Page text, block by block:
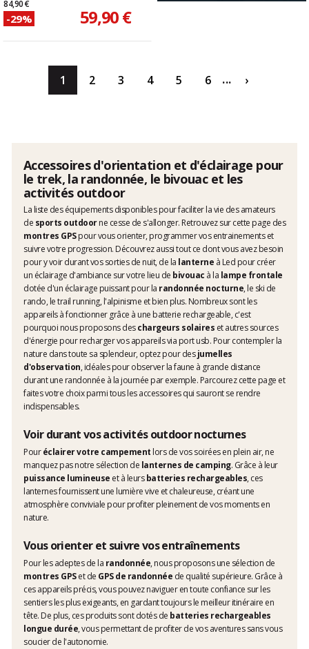
84,90 €
-29% 59,90 €
1 2 3 4 5 6 ... ›
Accessoires d'orientation et d'éclairage pour
le trek, la randonnée, le bivouac et les
activités outdoor
La liste des équipements disponibles pour faciliter la vie des amateurs
de sports outdoorne cesse de s'allonger. Retrouvez sur cette page des
montres GPSpour vous orienter, programmer vos entrainements et
suivre votre progression. Découvrez aussi tout ce dont vous avez besoin
pour y voir durant vos sorties de nuit, de la lanterne à Led pour créer
un éclairage d'ambiance sur votre lieu de bivouac à la lampe frontale
dotée d'un éclairage puissant pour la randonnée nocturne, le ski de
rando, le trail running, l'alpinisme et bien plus. Nombreux sont les
appareils à fonctionner grâce à une batterie rechargeable, c'est
pourquoi nous proposons deschargeurs solaires et autres sources
d'énergie pour recharger vos appareils via port usb. Pour contempler la
nature dans toute sa splendeur, optez pour desjumelles
d'observation, idéales pour observer la faune à grande distance
durant une randonnée à la journée par exemple. Parcourez cette page et
faites votre choix parmi tous les accessoires qui sauront se rendre
indispensables.
Voir durant vos activités outdoor nocturnes
Pouréclairer votre campement lors de vos soirées en plein air, ne
manquez pas notre sélection de lanternes de camping. Grâce à leur
puissance lumineuse et à leursbatteries rechargeables, ces
lanternes fournissent une lumière vive et chaleureuse, créant une
atmosphère conviviale pour profiter pleinement de vos moments en
nature.
Vous orienter et suivre vos entraînements
Pour les adeptes de la randonnée, nous proposons une sélection de
montres GPSet de GPS de randonnée de qualité supérieure. Grâce à
ces appareils précis, vous pouvez naviguer en toute confiance sur les
sentiers les plus exigeants, en gardant toujours le meilleur itinéraire en
tête. De plus, ces produits sont dotés de batteries rechargeables
longue durée, vous permettant de profiter de vos aventures sans vous
soucier de l'autonomie.